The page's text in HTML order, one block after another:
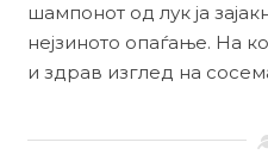
шампонот од лук ја
нејзиното опаѓање. На
и здрав изглед на